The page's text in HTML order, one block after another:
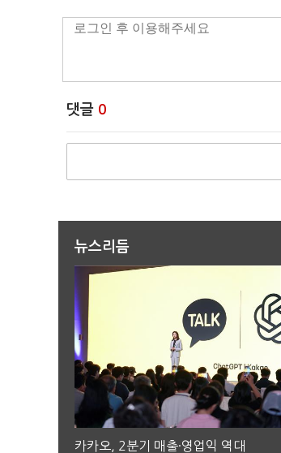
댓글 0
뉴스리듬
카카오, 2분기 매출·영업익 역대